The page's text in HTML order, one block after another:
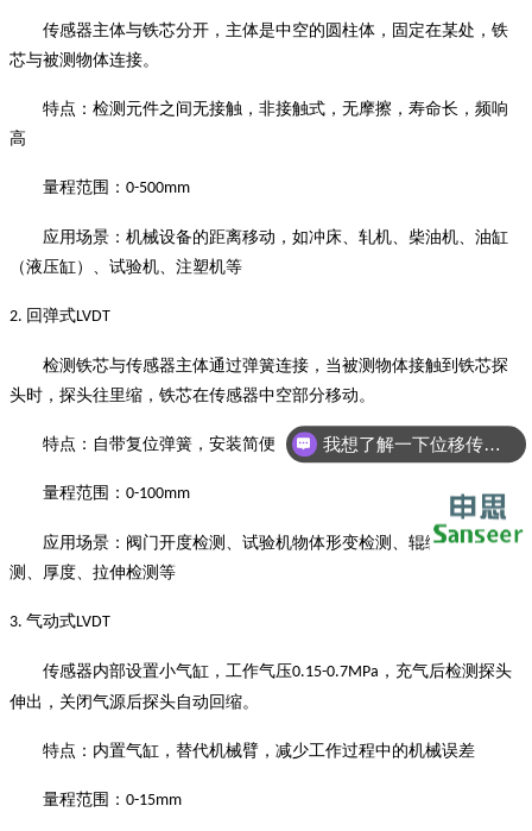
传感器主体与铁芯分开，主体是中空的圆柱体，固定在某处，铁
芯与被测物体连接。
特点：检测元件之间无接触，非接触式，无摩擦，寿命长，频响
高
量程范围： 0-500mm
应用场景：机械设备的距离移动，如冲床、轧机、柴油机、油缸
（液压缸）、试验机、注塑机等
2. 回弹式LVDT
检测铁芯与传感器主体通过弹簧连接，当被测物体接触到铁芯探
头时，探头往里缩，铁芯在传感器中空部分移动。
特点：自带复位弹簧，安装简便
量程范围： 0-100mm
应用场景：阀门开度检测、试验机物体形变检测、辊缝间隙检
测、厚度、拉伸检测等
3. 气动式LVDT
传感器内部设置小气缸，工作气压0.15-0.7MPa ，充气后检测探头
伸出，关闭气源后探头自动回缩。
特点：内置气缸，替代机械臂，减少工作过程中的机械误差
量程范围： 0-15mm
我想了解一下位移传感器